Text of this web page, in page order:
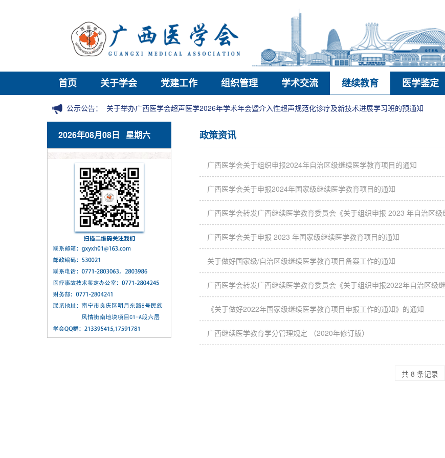
首页 关于学会 党建工作 组织管理 学术交流 继续教育 医学鉴定
公示公告： 关于举办广西医学会超声医学2026年学术年会暨介入性超声规范化诊疗及新技术进展学习班的预通知
2026年08月08日 星期六 政策资讯
广西医学会关于组织申报2024年自治区级继续医学教育项目的通知
广西医学会关于申报2024年国家级继续医学教育项目的通知
广西医学会转发广西继续医学教育委员会《关于组织申报 2023 年自治区
广西医学会关于申报 2023 年国家级继续医学教育项目的通知
关于做好国家级/自治区级继续医学教育项目备案工作的通知
广西医学会转发广西继续医学教育委员会《关于组织申报2022年自治区级
《关于做好2022年国家级继续医学教育项目申报工作的通知》的通知
广西继续医学教育学分管理规定 （2020年修订版）
共 8 条记录